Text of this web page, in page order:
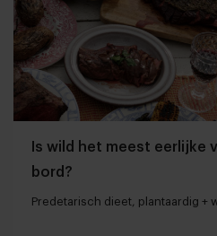
Is wild het meest eerlijke
bord?
Predetarisch dieet, plantaardig +